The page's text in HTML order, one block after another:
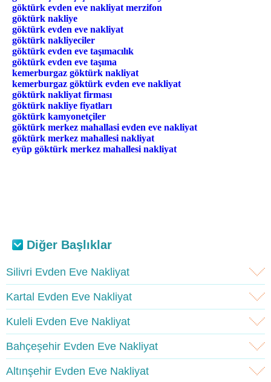
göktürk evden eve nakliyat merzifon
göktürk nakliye
göktürk evden eve nakliyat
göktürk nakliyeciler
göktürk evden eve taşımacılık
göktürk evden eve taşıma
kemerburgaz göktürk nakliyat
kemerburgaz göktürk evden eve nakliyat
göktürk nakliyat firması
göktürk nakliye fiyatları
göktürk kamyonetçiler
göktürk merkez mahallasi evden eve nakliyat
göktürk merkez mahallesi nakliyat
eyüp göktürk merkez mahallesi nakliyat
Diğer Başlıklar
Silivri Evden Eve Nakliyat
Kartal Evden Eve Nakliyat
Kuleli Evden Eve Nakliyat
Bahçeşehir Evden Eve Nakliyat
Altınşehir Evden Eve Nakliyat